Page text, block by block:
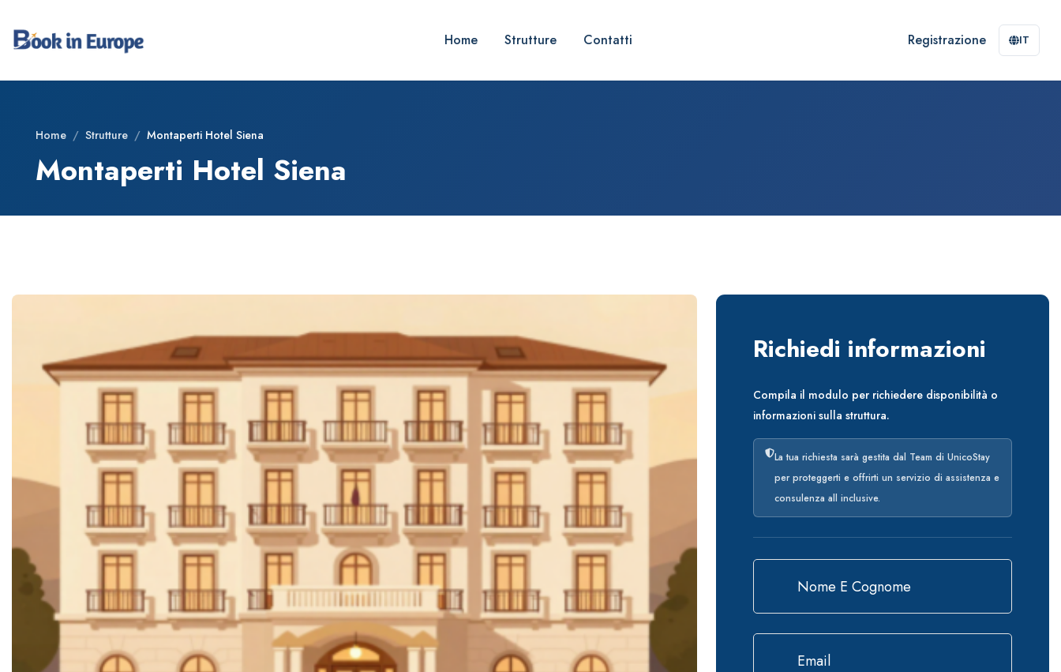
Home Strutture Contatti Registrazione IT
Home / Strutture / Montaperti Hotel Siena
Montaperti Hotel Siena
Richiedi informazioni
Compila il modulo per richiedere disponibilità o
informazioni sulla struttura.
La tua richiesta sarà gestita dal Team di UnicoStay
per proteggerti e offrirti un servizio di assistenza e
consulenza all inclusive.